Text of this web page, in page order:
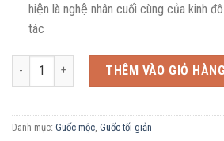
hiện là nghệ nhân cuối cùng của kinh
tác
Sandal guốc quai đan số lượngTHÊM VÀO GIỎ HÀNG
Danh mục: Guốc mộc, Guốc tối giản